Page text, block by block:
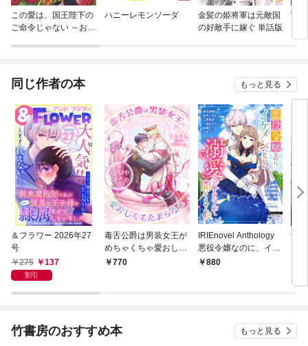
この愛は、国王陛下の
ご命令じゃない ～おひ
ハニーレモンソーダ
金髪の姫将軍は元敵国
の好敵手に嫁ぐ 単話版
宮
同じ作者の本 もっと見る
＆フラワー 2026年27
号
275
137
割引
毒舌公爵は男装女王が
めちゃくちゃ愛おしく
てたまらない
770
IRIEnovel Anthology
悪役令嬢なのに、イケ
メンたちから溺愛され
880
青
竹書房のおすすめ本 もっと見る